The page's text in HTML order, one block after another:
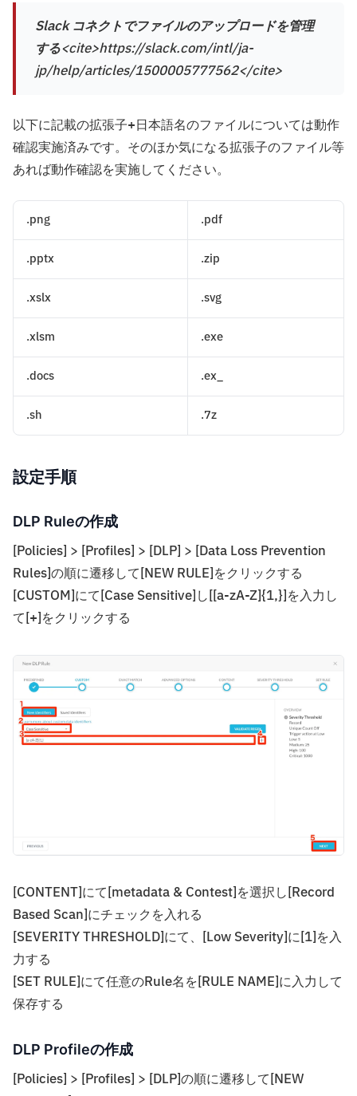
Slack コネクトでファイルのアップロードを管理
する<cite>https://slack.com/intl/ja-
jp/help/articles/1500005777562</cite>
以下に記載の拡張子+日本語名のファイルについては動作
確認実施済みです。そのほか気になる拡張子のファイル等
あれば動作確認を実施してください。
.png .pdf
.pptx .zip
.xslx .svg
.xlsm .exe
.docs .ex_
.sh .7z
設定手順
DLP Ruleの作成
[Policies] > [Profiles] > [DLP] > [Data Loss Prevention
Rules]の順に遷移して[NEW RULE]をクリックする
[CUSTOM]にて[Case Sensitive]し[[a-zA-Z]{1,}]を入力し
て[+]をクリックする
[CONTENT]にて[metadata & Contest]を選択し[Record
Based Scan]にチェックを入れる
[SEVERITY THRESHOLD]にて、[Low Severity]に[1]を入
力する
[SET RULE]にて任意のRule名を[RULE NAME]に入力して
保存する
DLP Profileの作成
[Policies] > [Profiles] > [DLP]の順に遷移して[NEW